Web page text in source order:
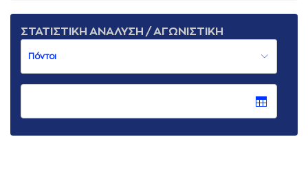
ΣΤΑΤΙΣΤΙΚΗ ΑΝΑΛΥΣΗ / ΑΓΩΝΙΣΤΙΚΗ